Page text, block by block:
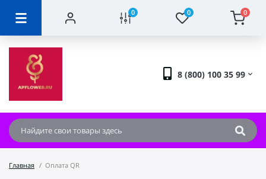
0 0 0
8 (800) 100 35 99
Главная Оплата QR